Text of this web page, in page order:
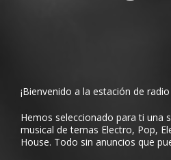
¡Bienvenido a la estación de
Hemos seleccionado para ti una
musical de temas Electro, Pop,
House. Todo sin anuncios que